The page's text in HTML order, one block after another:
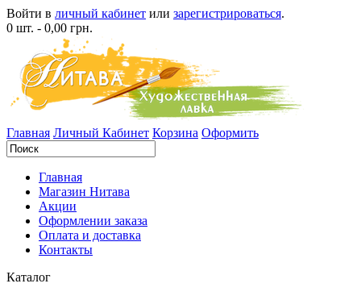
Войти в личный кабинет или зарегистрироваться.
0 шт. - 0,00 грн.
Главная Личный Кабинет Корзина Оформить
Главная
Магазин Нитава
Акции
Оформлении заказа
Оплата и доставка
Контакты
Каталог